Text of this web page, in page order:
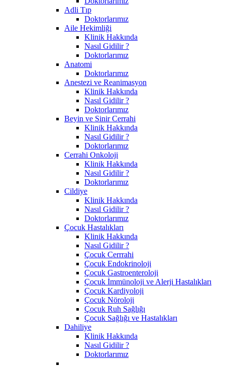
Adli Tıp
Doktorlarımız
Aile Hekimliği
Klinik Hakkında
Nasıl Gidilir ?
Doktorlarımız
Anatomi
Doktorlarımız
Anestezi ve Reanimasyon
Klinik Hakkında
Nasıl Gidilir ?
Doktorlarımız
Beyin ve Sinir Cerrahi
Klinik Hakkında
Nasıl Gidilir ?
Doktorlarımız
Cerrahi Onkoloji
Klinik Hakkında
Nasıl Gidilir ?
Doktorlarımız
Cildiye
Klinik Hakkında
Nasıl Gidilir ?
Doktorlarımız
Çocuk Hastalıkları
Klinik Hakkında
Nasıl Gidilir ?
Çocuk Cerrrahi
Çocuk Endokrinoloji
Çocuk Gastroenteroloji
Çocuk İmmünoloji ve Alerji Hastalıkları
Çocuk Kardiyoloji
Çocuk Nöroloji
Çocuk Ruh Sağlığı
Çocuk Sağlığı ve Hastalıkları
Dahiliye
Klinik Hakkında
Nasıl Gidilir ?
Doktorlarımız